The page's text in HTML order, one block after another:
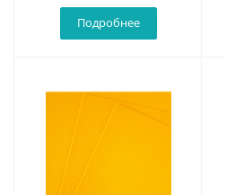
Подробнее